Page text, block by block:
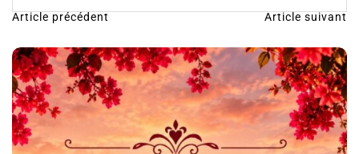
N
a
v
i
g
a
Article précédent Article suivant